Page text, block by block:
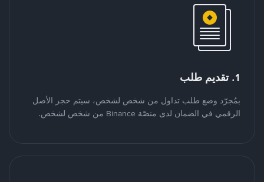
1. تقديم طلب
بمُجرّد وضع طلب تداول من شخص لشخص، سيتم حجز الأصل
الرقمي في الضمان لدى منصّة Binance من شخص لشخص.